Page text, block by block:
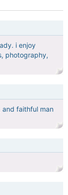
i enjoy
photography,
and faithful man